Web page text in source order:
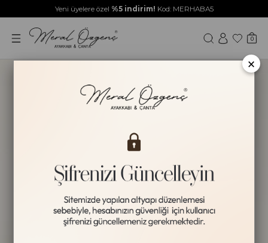
Yeni üyelere özel %5 indirim! Kod: MERHABA5
0
×